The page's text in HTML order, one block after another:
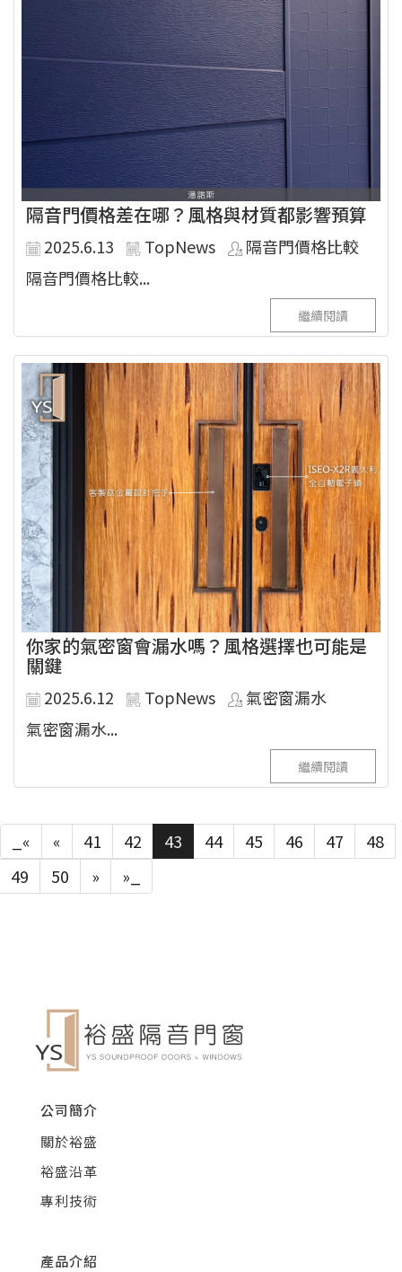
隔音門價格差在哪？風格與材質都影響預算
2025.6.13 TopNews
隔音門價格比較
隔音門價格比較...
繼續閱讀
你家的氣密窗會漏水嗎？風格選擇也可能是
關鍵
2025.6.12 TopNews
氣密窗漏水
氣密窗漏水...
繼續閱讀
_« « 41 42 43 44 45 46 47
48
49
50 » »_
公司簡介
關於裕盛
裕盛沿革
專利技術
產品介紹